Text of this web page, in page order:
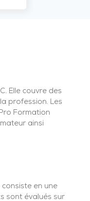
Elle couvre des
profession. Les
Formation
ainsi
en une
sont évalués sur